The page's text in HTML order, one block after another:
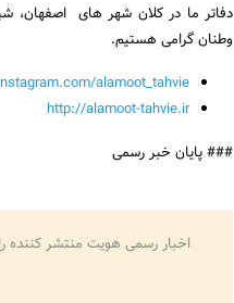
دفاتر ما در کلان شهر های اصفهان،
وطنان گرامی هستیم.
alamoot_tahvie
http://alamoot-tahvie.ir
### پایان خبر رسمی
اخبار رسمی هویت منتشر